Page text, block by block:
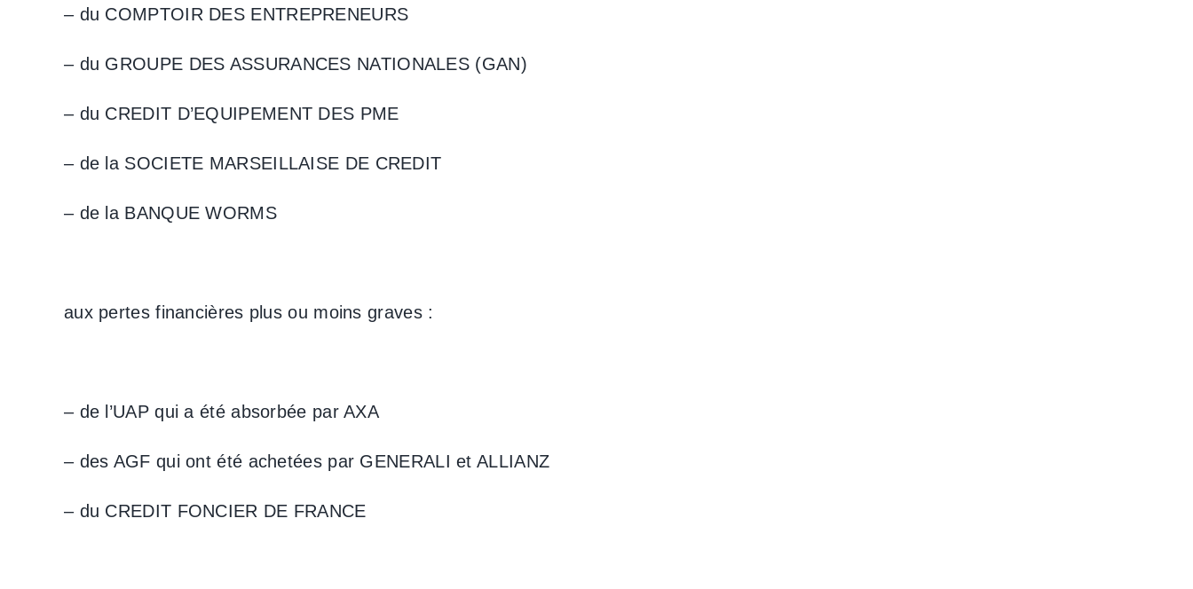
– du COMPTOIR DES ENTREPRENEURS
– du GROUPE DES ASSURANCES NATIONALES (GAN)
– du CREDIT D’EQUIPEMENT DES PME
– de la SOCIETE MARSEILLAISE DE CREDIT
– de la BANQUE WORMS
aux pertes financières plus ou moins graves :
– de l’UAP qui a été absorbée par AXA
– des AGF qui ont été achetées par GENERALI et ALLIANZ
– du CREDIT FONCIER DE FRANCE